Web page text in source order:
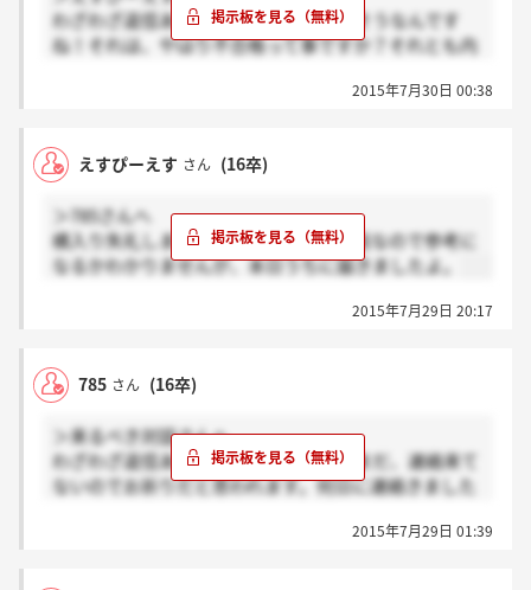
わざわざ返信ありがとうございます！そうなんです
ね！それは、やはり不合格って事ですか？それとも内
2015年7月30日 00:38
えすぴーえす さん (16卒)
＞785さんへ
横入り失礼します。わたしの場合は郵送なので参考に
なるかわかりませんが、本日うちに届きましたよ。
2015年7月29日 20:17
785 さん (16卒)
＞来るべき対話さんへ
わざわざ返信ありがとうございます！まだ、連絡来て
ないのでお祈りだと思われます。何日に連絡きました
2015年7月29日 01:39